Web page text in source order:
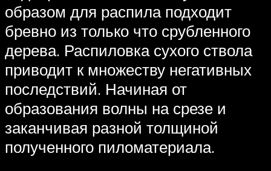
образом для распила подходит
бревно из только что срубленного
дерева. Распиловка сухого ствола
приводит к множеству негативных
последствий. Начиная от
образования волны на срезе и
заканчивая разной толщиной
полученного пиломатериала.